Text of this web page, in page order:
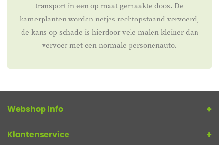
transport in een op maat gemaakte doos. De
kamerplanten worden netjes rechtopstaand vervoerd,
de kans op schade is hierdoor vele malen kleiner dan
vervoer met een normale personenauto.
Webshop Info
Klantenservice